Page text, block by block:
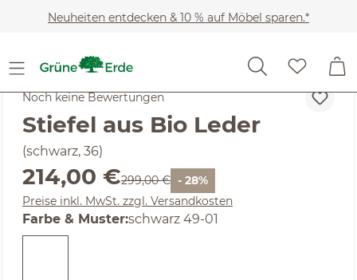
Zum Hauptinhalt springen
Neuheiten entdecken & 10 % auf Möbel sparen.*
Kleidung Schuhe
Noch keine Bewertungen
Stiefel aus Bio Leder
(schwarz, 36)
Verkaufspreis:
214,00 €Regulärer Preis:
299,00 € - 28%
Preise inkl. MwSt. zzgl. Versandkosten
Farbe & Musterauswählen
:schwarz 49-01